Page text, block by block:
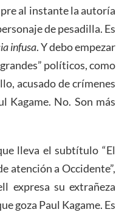
al instante la autoría
de pesadilla. Es
infusa. Y debo empezar
políticos, como
acusado de crímenes
Kagame. No. Son más
lleva el subtítulo “El
atención a Occidente”,
expresa su extrañeza
goza Paul Kagame. Es